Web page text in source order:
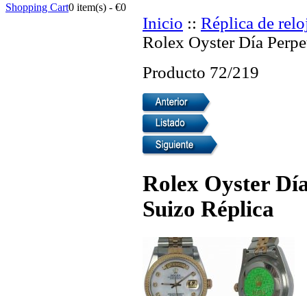
Shopping Cart0 item(s) - €0
Inicio :: Réplica de
Rolex Oyster Día
Producto 72/219
Rolex Oyster
Suizo Réplica